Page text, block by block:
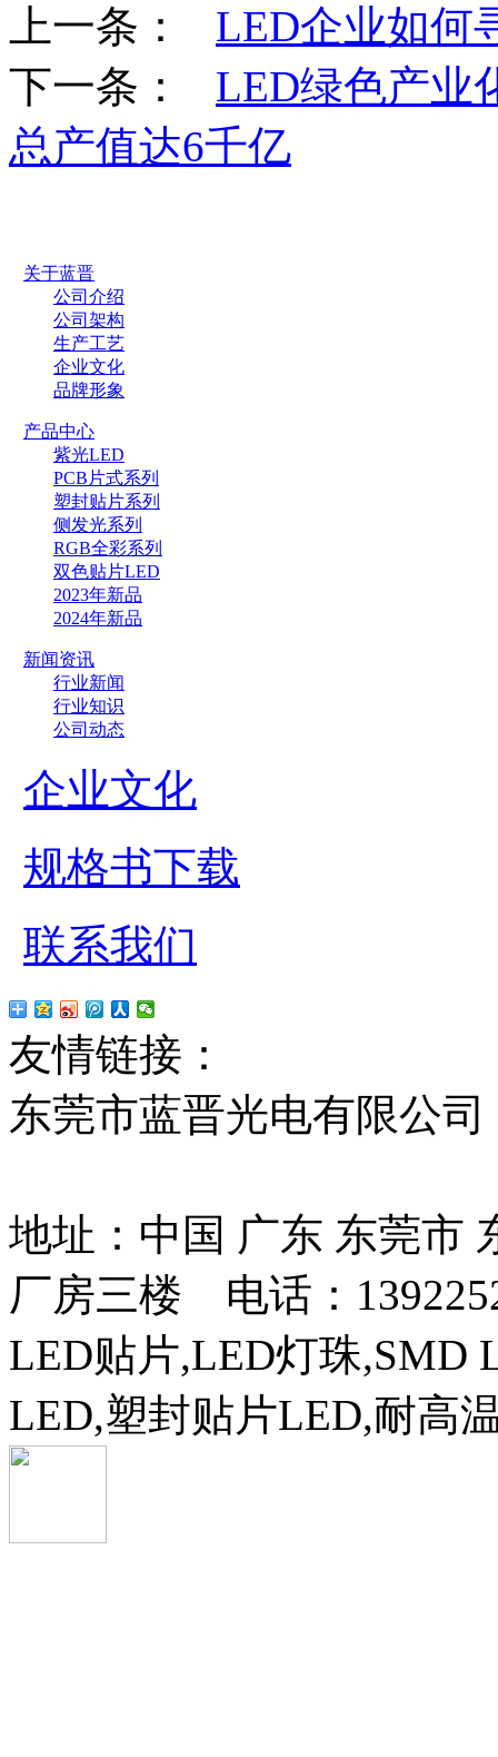
上一条： LED企业如何
下一条： LED绿色产业
总产值达6千亿
关于蓝晋
公司介绍
公司架构
生产工艺
企业文化
品牌形象
产品中心
紫光LED
PCB片式系列
塑封贴片系列
侧发光系列
RGB全彩系列
双色贴片LED
2023年新品
2024年新品
新闻资讯
行业新闻
行业知识
公司动态
企业文化
规格书下载
联系我们
友情链接：
东莞市蓝晋光电有限公
地址：中国 广东 东莞市
厂房三楼 电话：
LED贴片,LED灯珠,SMD
LED,塑封贴片LED,耐